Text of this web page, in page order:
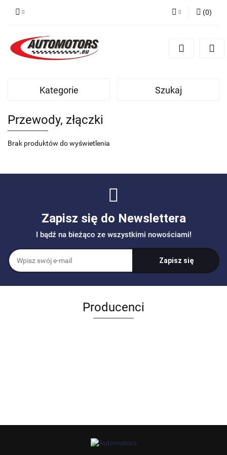
Zarejestruj się
(0)
Kategorie Szukaj
Przewody, złączki
Brak produktów do wyświetlenia
Zapisz się do Newslettera
I bądź na bieżąco ze wszystkimi nowościami!
Producenci